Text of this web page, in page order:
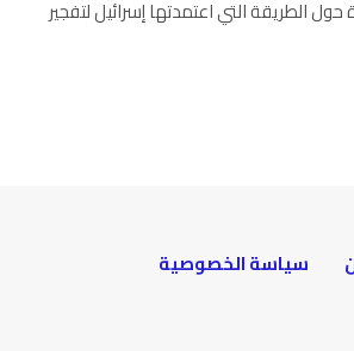
الطريقة التي اعتمدتها إسرائيل لتفجير
سياسة الخصوصية